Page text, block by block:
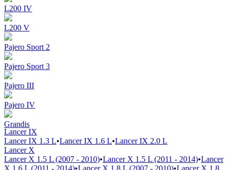
L200 IV
L200 V
Pajero Sport 2
Pajero Sport 3
Pajero III
Pajero IV
Grandis
Lancer IX
Lancer IX 1.3 L•Lancer IX 1.6 L•Lancer IX 2.0 L
Lancer X
Lancer X 1.5 L (2007 - 2010)•Lancer X 1.5 L (2011 - 2014)•Lancer